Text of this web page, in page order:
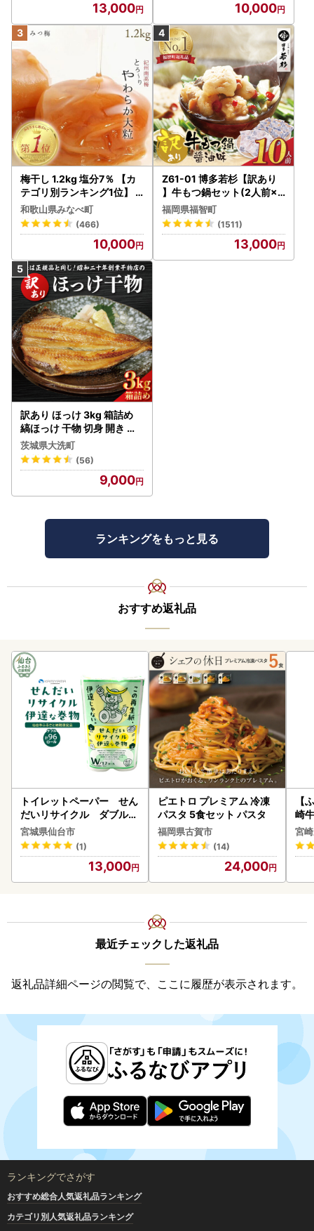
13,000 10,000
梅干し 1.2kg 塩分7％ 【カ
テゴリ別ランキング1位】
はちみつ梅干し ご家庭用 【
baijuen002B】
和歌山県みなべ町
(466)
10,000
Z61-01 博多若杉【訳あり
】牛もつ鍋セット(2人前×5
) 10人前 もつ鍋
福岡県福智町
(1511)
13,000
訳あり ほっけ 3kg 箱詰め
縞ほっけ 干物 切身 開き 工
場直送_DK001
茨城県大洗町
(56)
9,000
ランキングをもっと見る
おすすめ返礼品
トイレットペーパー せん
だいリサイクル ダブル9
6ロール｜トイレット
宮城県仙台市
(1)
13,000
ピエトロ プレミアム 冷凍
パスタ 5食セット パスタ
福岡県古賀市
(14)
24,000
【
崎
-VO
宮
最近チェックした返礼品
返礼品詳細ページの閲覧で、ここに履歴が表示されます。
ランキングでさがす
おすすめ総合人気返礼品ランキング
カテゴリ別人気返礼品ランキング